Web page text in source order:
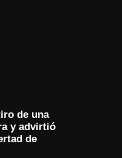
de una
y advirtió
de